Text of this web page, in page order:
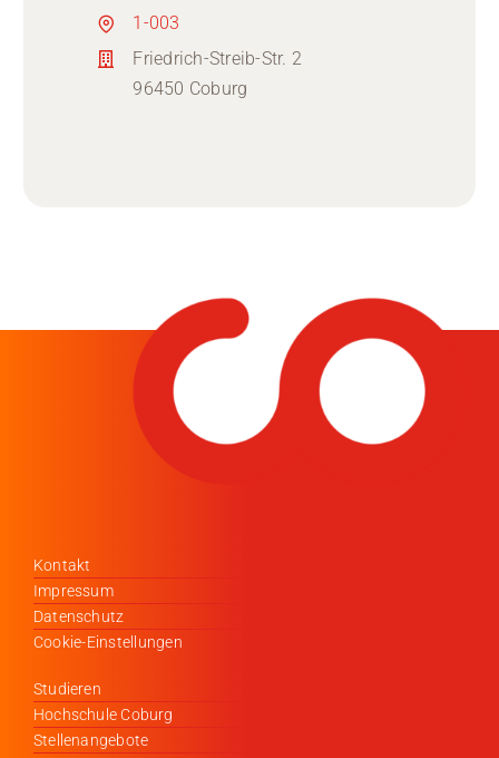
1-003
Friedrich-Streib-Str. 2
96450 Coburg
Kontakt
Impressum
Datenschutz
Cookie-Einstellungen
Studieren
Hochschule Coburg
Stellenangebote